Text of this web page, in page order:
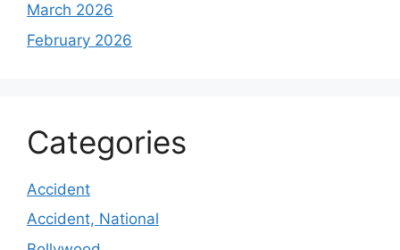
March 2026
February 2026
Categories
Accident
Accident, National